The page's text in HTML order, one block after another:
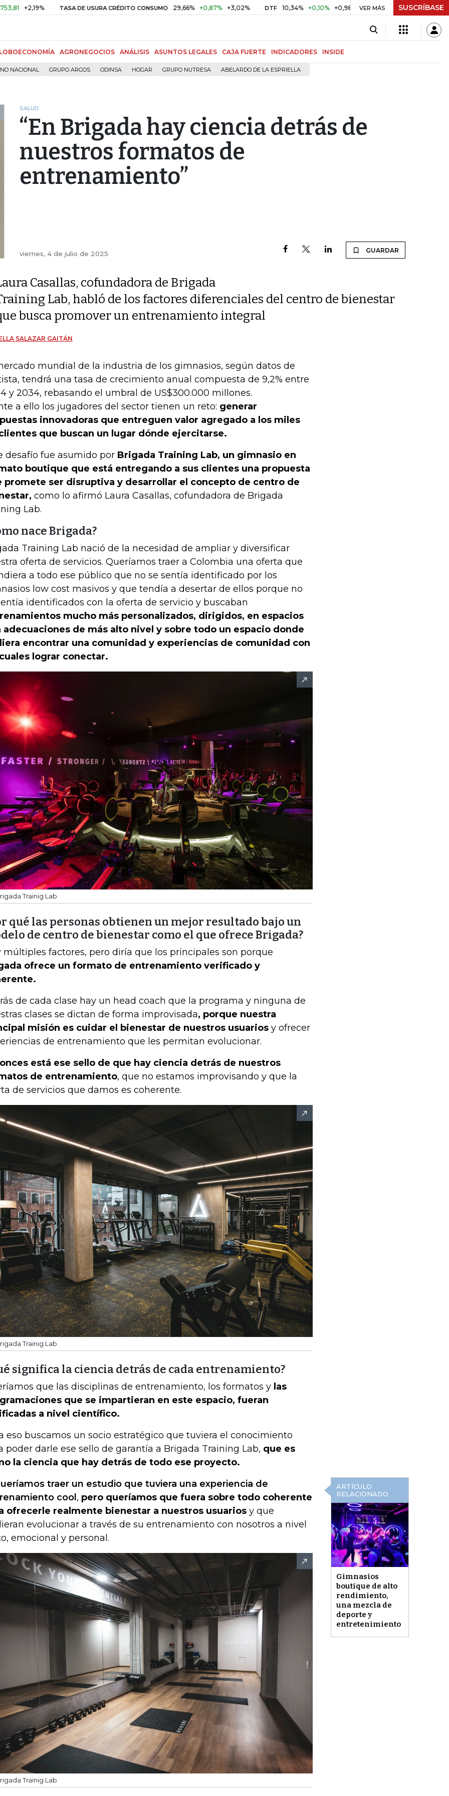
TASA DE USURA CRÉDITO CONSUMO 29,66% +0,87% +3,02% DTF 10,34% +0,10% +0,98% UVR $ 416,91 +$ 0,05 +0,01%
VER MÁS SUSCRÍBASE
AGRONEGOCIOS ANÁLISIS ASUNTOS LEGALES CAJA FUERTE INDICADORES INSIDE
NACIONAL GRUPO ARGOS ODINSA HOGAR GRUPO NUTRESA ABELARDO DE LA ESPRIELLA
SALUD
“En Brigada hay ciencia detrás de
nuestros formatos de
entrenamiento”
viernes, 4 de julio de 2025 GUARDAR
Casallas, cofundadora de Brigada
Lab, habló de los factores diferenciales del centro de bienestar
busca promover un entrenamiento integral
SALAZAR GAITÁN
mundial de la industria de los gimnasios, según datos de
tendrá una tasa de crecimiento anual compuesta de 9,2% entre
y 2034, rebasando el umbral de US$300.000 millones.
a ello los jugadores del sector tienen un reto: generar
innovadoras que entreguen valor agregado a los miles
que buscan un lugar dónde ejercitarse.
desafío fue asumido por Brigada Training Lab, un gimnasio en
boutique que está entregando a sus clientes una propuesta
promete ser disruptiva y desarrollar el concepto de centro de
como lo afirmó Laura Casallas, cofundadora de Brigada
Lab.
nace Brigada?
Training Lab nació de la necesidad de ampliar y diversificar
oferta de servicios. Queríamos traer a Colombia una oferta que
a todo ese público que no se sentía identificado por los
low cost masivos y que tendía a desertar de ellos porque no
identificados con la oferta de servicio y buscaban
mucho más personalizados, dirigidos, en espacios
adecuaciones de más alto nivel y sobre todo un espacio donde
encontrar una comunidad y experiencias de comunidad con
lograr conectar.
Trainig Lab
qué las personas obtienen un mejor resultado bajo un
de centro de bienestar como el que ofrece Brigada?
múltiples factores, pero diría que los principales son porque
ofrece un formato de entrenamiento verificado y
de cada clase hay un head coach que la programa y ninguna de
clases se dictan de forma improvisada, porque nuestra
misión es cuidar el bienestar de nuestros usuarios y ofrecer
de entrenamiento que les permitan evolucionar.
está ese sello de que hay ciencia detrás de nuestros
de entrenamiento, que no estamos improvisando y que la
de servicios que damos es coherente.
Trainig Lab
significa la ciencia detrás de cada entrenamiento?
que las disciplinas de entrenamiento, los formatos y las
que se impartieran en este espacio, fueran
a nivel científico.
eso buscamos un socio estratégico que tuviera el conocimiento
poder darle ese sello de garantía a Brigada Training Lab, que es
la ciencia que hay detrás de todo ese proyecto.
ARTÍCULO
RELACIONADO
Gimnasios
boutique de alto
rendimiento,
una mezcla de
deporte y
entretenimiento
traer un estudio que tuviera una experiencia de
cool , pero queríamos que fuera sobre todo coherente
ofrecerle realmente bienestar a nuestros usuarios y que
evolucionar a través de su entrenamiento con nosotros a nivel
emocional y personal.
Trainig Lab